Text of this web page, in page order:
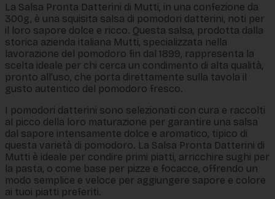
La Salsa Pronta Datterini di Mutti, in una confezione da
300g, è una squisita salsa di pomodori datterini, noti per
il loro sapore dolce e ricco. Questa salsa, prodotta dalla
storica azienda italiana Mutti, specializzata nella
lavorazione del pomodoro fin dal 1899, rappresenta la
scelta ideale per chi cerca un condimento di alta qualità,
pronto all'uso, che porta direttamente sulla tavola il
gusto autentico del pomodoro fresco.
I pomodori datterini sono selezionati con cura e raccolti
al picco della loro maturazione per garantire una salsa
dal sapore intensamente dolce e aromatico, tipico di
questa varietà di pomodoro. La Salsa Pronta Datterini di
Mutti è ideale per condire primi piatti, arricchire sughi per
la pasta, o come base per pizze e focacce, offrendo un
modo semplice e veloce per aggiungere sapore e colore
ai tuoi piatti preferiti.